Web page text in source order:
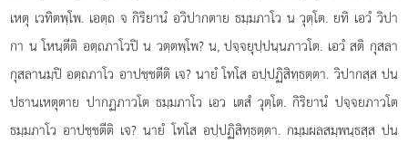
เหตุ เวทิตพฺโพ. เอตฺถ จ กิริยานํ อวิปากตาย ธมฺมภาโว น วุตฺโต. ยทิ เอวํ วิปา
กา น โหนฺตีติ อตฺถภาโวปิ น วตฺตพฺโพ? น, ปจฺจยุปฺปนฺนภาวโต. เอวํ สติ กุสลา
กุสลานมฺปิ อตฺถภาโว อาปชฺชตีติ เจ? นายํ โทโส อปฺปฏิสิทฺธตฺตา. วิปากสฺส ปน
ปธานเหตุตาย ปากฏภาวโต ธมฺมภาโว เอว เตสํ วุตฺโต. กิริยานํ ปจฺจยภาวโต
ธมฺมภาโว อาปชฺชตีติ เจ? นายํ โทโส อปฺปฏิสิทฺธตฺตา. กมฺมผลสมฺพนฺธสฺส ปน